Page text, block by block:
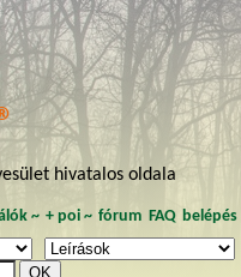
hivatalos oldala
~ + poi~ fórum FAQ belépés